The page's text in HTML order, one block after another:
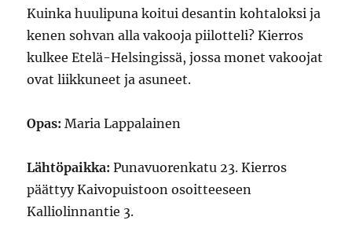
Kuinka huulipuna koitui desantin kohtaloksi ja
kenen sohvan alla vakooja piilotteli? Kierros
kulkee Etelä-Helsingissä, jossa monet vakoojat
ovat liikkuneet ja asuneet.
Opas:Maria Lappalainen
Lähtöpaikka: Punavuorenkatu 23. Kierros
päättyy Kaivopuistoon osoitteeseen
Kalliolinnantie 3.